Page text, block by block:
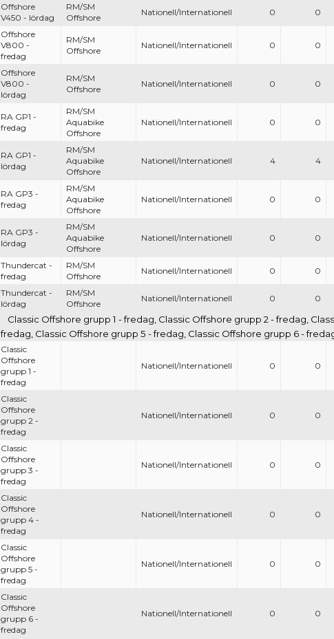
Offshore
V450 - lördag
RM/SM
Offshore
Nationell/Internationell 0 0
Offshore
V800 -
fredag
RM/SM
Offshore
Nationell/Internationell 0 0
Offshore
V800 -
lördag
RM/SM
Offshore
Nationell/Internationell 0 0
RA GP1 -
fredag
RM/SM
Aquabike
Offshore
Nationell/Internationell 0 0
RA GP1 -
lördag
RM/SM
Aquabike
Offshore
Nationell/Internationell 4 4
RA GP3 -
fredag
RM/SM
Aquabike
Offshore
Nationell/Internationell 0 0
RA GP3 -
lördag
RM/SM
Aquabike
Offshore
Nationell/Internationell 0 0
Thundercat -
fredag
RM/SM
Offshore
Nationell/Internationell 0 0
Thundercat -
lördag
RM/SM
Offshore
Nationell/Internationell 0 0
Classic Offshore grupp 1 - fredag, Classic Offshore grupp 2 - fredag,
fredag, Classic Offshore grupp 5 - fredag, Classic Offshore grupp 6 -
Classic
Offshore
grupp 1 -
fredag
Nationell/Internationell 0 0
Classic
Offshore
grupp 2 -
fredag
Nationell/Internationell 0 0
Classic
Offshore
grupp 3 -
fredag
Nationell/Internationell 0 0
Classic
Offshore
grupp 4 -
fredag
Nationell/Internationell 0 0
Classic
Offshore
grupp 5 -
fredag
Nationell/Internationell 0 0
Classic
Offshore
grupp 6 -
fredag
Nationell/Internationell 0 0